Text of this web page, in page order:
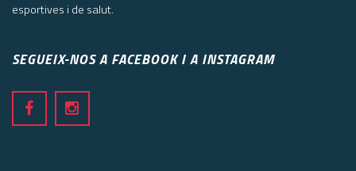
esportives i de salut.
SEGUEIX-NOS A FACEBOOK I A INSTAGRAM